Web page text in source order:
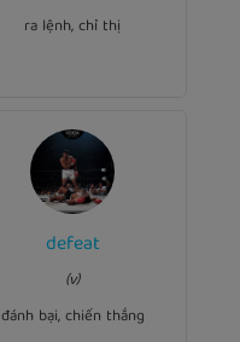
ra lệnh, chỉ thị
defeat
(v)
đánh bại, chiến thắng
Ví dụ:
defeated
competitor in the final
round.